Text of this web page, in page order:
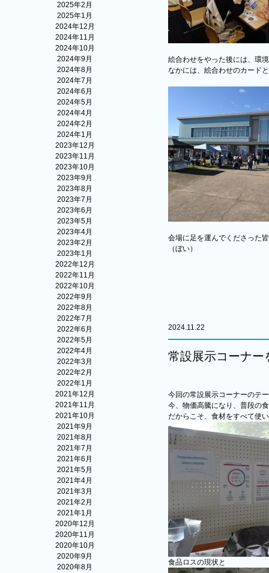
2025年2月
2025年1月
2024年12月
2024年11月
2024年10月
2024年9月
2024年8月
2024年7月
2024年6月
2024年5月
2024年4月
2024年2月
2024年1月
2023年12月
2023年11月
2023年10月
2023年9月
2023年8月
2023年7月
2023年6月
2023年5月
2023年4月
2023年2月
2023年1月
2022年12月
2022年11月
2022年10月
2022年9月
2022年8月
2022年7月
2022年6月
2022年5月
2022年4月
2022年3月
2022年2月
2022年1月
2021年12月
2021年11月
2021年10月
2021年9月
2021年8月
2021年7月
2021年6月
2021年5月
2021年4月
2021年3月
2021年2月
2021年1月
2020年12月
2020年11月
2020年10月
2020年9月
2020年8月
絵合わせをやった後には、環
なかには、絵合わせのカード
会場に足を運んでくださった
（ぼい）
2024.11.22
常設展示コーナー
今回の常設展示コーナーのテ
今、物価高騰になり、普段の
だからこそ、食材をすべて使
食品ロスの現状と